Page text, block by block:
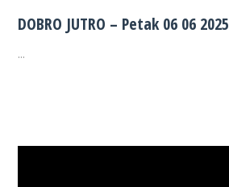
DOBRO JUTRO – Petak 06 06 2025
...